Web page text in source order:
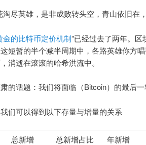
淘尽英雄，是非成败转头空，青山依旧在
金的比特币定价机制”已经过去了两年。
短暂的半个减半周期中，各路英雄你方
消逝在滚滚的哈希洪流中。
的话题：我们将面临（Bitcoin）的最后一
们可以得到以下存量与增量的关系
总新增 总新增占比 年新增